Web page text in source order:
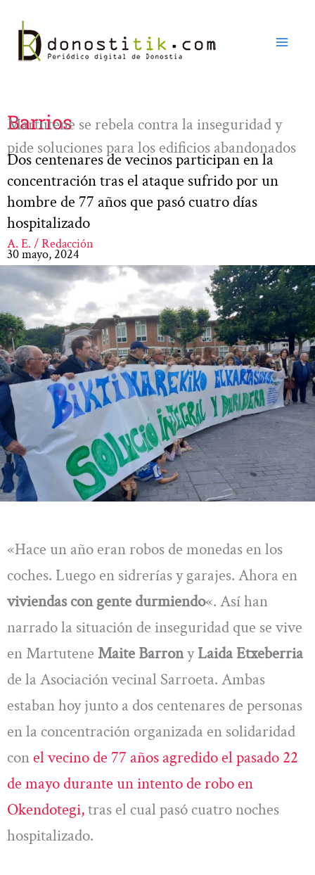
contenido
Barrios
Martutene se rebela contra la inseguridad y
pide soluciones para los edificios abandonados
Dos centenares de vecinos participan en la
concentración tras el ataque sufrido por un
hombre de 77 años que pasó cuatro días
hospitalizado
A. E. / Redacción
30 mayo, 2024
«Hace un año eran robos de monedas en los
coches. Luego en sidrerías y garajes. Ahora en
viviendas con gente durmiendo«. Así han
narrado la situación de inseguridad que se vive
en Martutene Maite BarronyLaida Etxeberria
de la Asociación vecinal Sarroeta. Ambas
estaban hoy junto a dos centenares de personas
en la concentración organizada en solidaridad
conel vecino de 77 años agredido el pasado 22
de mayo durante un intento de robo en
Okendotegi,tras el cual pasó cuatro noches
hospitalizado.